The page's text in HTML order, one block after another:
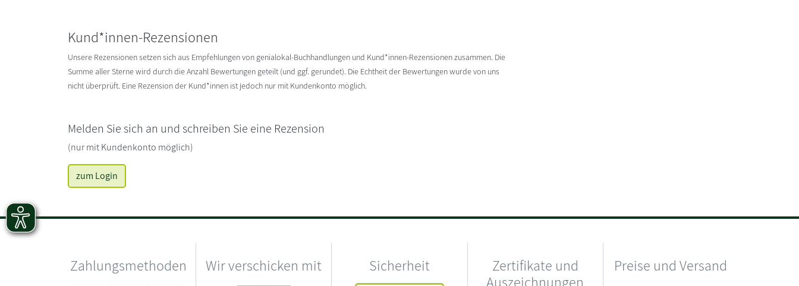
Kund*innen-Rezensionen
Unsere Rezensionen setzen sich aus Empfehlungen von genialokal-Buchhandlungen und Kund*innen-Rezensionen zusammen. Die
Summe aller Sterne wird durch die Anzahl Bewertungen geteilt (und ggf. gerundet). Die Echtheit der Bewertungen wurde von uns
nicht überprüft. Eine Rezension der Kund*innen ist jedoch nur mit Kundenkonto möglich.
Melden Sie sich an und schreiben Sie eine Rezension
(nur mit Kundenkonto möglich)
zum Login
Zahlungsmethoden Wir verschicken mit Sicherheit
Zertifikate und
Auszeichnungen
Preise und Versand